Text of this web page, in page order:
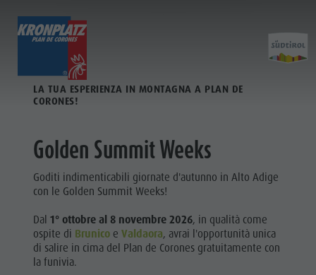
SCOPRI PIANIFICA &
PRENOTA
VACANZA
COME
ARRIVARE
GUEST PASS
&
Località
Attrazioni
Famiglia & Bambini
Cultura
Attrazioni
Escursioni
Bici
Arrampicare
Parapendio & Voli tandem
Programmi di vacanza
Come arrivare
Mobilità locale
Richiesta cataloghi
Webcam
Meteo
LA TUA ESPERIENZA IN MONTAGNA A PLAN DE
CORONES!
Golden Summit Weeks
Goditi indimenticabili giornate d'autunno in Alto Adige
con le Golden Summit Weeks!
Dal1° ottobre al 8 novembre 2026, in qualità come
ospite di Brunico eValdaora, avrai l'opportunità unica
di salire in cima del Plan de Corones gratuitamente con
la funivia.